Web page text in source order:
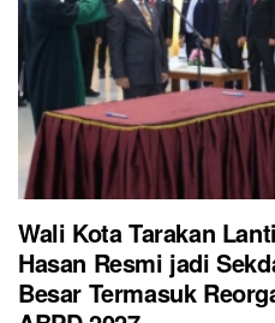
Wali Kota Tarakan
Hasan Resmi jadi
Besar Termasuk